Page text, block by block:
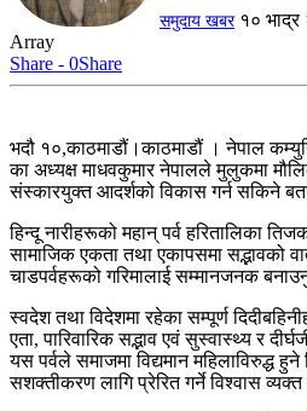
समुदाय खबर १०
Array
Share - 0Share
भदौ १०,काठमाडौं।काठमाडौं । नेपाल
का अध्यक्ष माधवकुमार नेपालले मुलुकमा
संस्कारयुक्त आदर्शको विकास गर्न सकिने
हिन्दू नारीहरूको महान् पर्व हरितालिका
सामाजिक एकता तथा एकापसमा सद्भावको
चाडपर्वहरूको गरिमालाई सम्मानजनक
स्वदेश तथा विदेशमा रहेका सम्पूर्ण
एता, पारिवारिक सद्भाव एवं सुस्वास्थ्य र
यस पर्वले समाजमा विद्यमान महिलाविरुद्ध हुने
सशक्तीकरण लागि प्रेरित गर्ने विश्वास